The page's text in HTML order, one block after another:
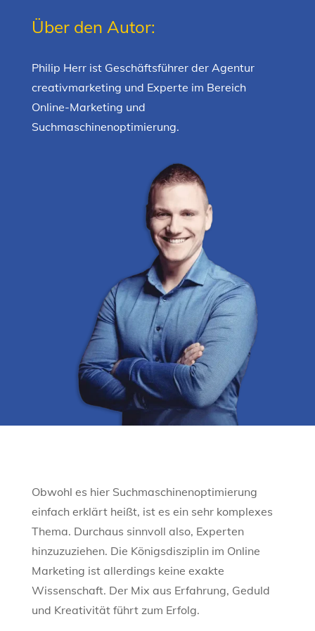
Über den Autor:
Philip Herr ist Geschäftsführer der Agentur
creativmarketing und Experte im Bereich
Online-Marketing und
Suchmaschinenoptimierung.
Obwohl es hier Suchmaschinenoptimierung
einfach erklärt heißt, ist es ein sehr komplexes
Thema. Durchaus sinnvoll also, Experten
hinzuzuziehen. Die Königsdisziplin im Online
Marketing ist allerdings keine exakte
Wissenschaft. Der Mix aus Erfahrung, Geduld
und Kreativität führt zum Erfolg.